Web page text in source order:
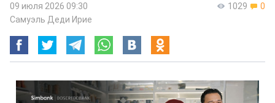
1029 0
09 июля 2026 09:30
Самуэль Деди Ирие